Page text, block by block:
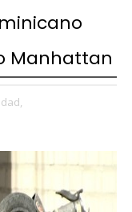
Manhattan